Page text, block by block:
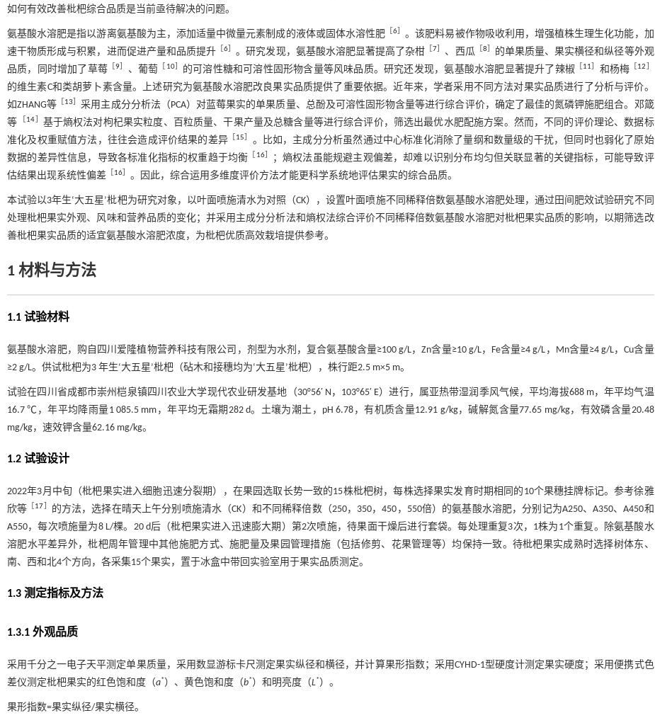
如何有效改善枇杷综合品质是当前亟待解决的问题。
氨基酸水溶肥是指以游离氨基酸为主，添加适量中微量元素制成的液体或固体水溶性肥 ［6］ 。该肥料易被作物吸收利用，增强植株生理生化功能，加
速干物质形成与积累，进而促进产量和品质提升 ［6］ 。研究发现，氨基酸水溶肥显著提高了杂柑 ［7］ 、西瓜 ［8］
的单果质量、果实横径和纵径等外观
品质，同时增加了草莓 ［9］ 、葡萄 ［ 10］ 的可溶性糖和可溶性固形物含量等风味品质。研究还发现，氨基酸水溶肥显著提升了辣椒［11］ 和杨梅 ［12］
的维生素C和类胡萝卜素含量。上述研究为氨基酸水溶肥改良果实品质提供了重要依据。近年来，学者采用不同方法对果实品质进行了分析与评价。
如ZHANG等 ［13］采用主成分分析法（PCA）对蓝莓果实的单果质量、总酚及可溶性固形物含量等进行综合评价，确定了最佳的氮磷钾施肥组合。邓箴
等 ［14］ 基于熵权法对枸杞果实粒度、百粒质量、干果产量及总糖含量等进行综合评价，筛选出最优水肥配施方案。然而，不同的评价理论、数据标
准化及权重赋值方法，往往会造成评价结果的差异 ［15］ 。比如，主成分分析虽然通过中心标准化消除了量纲和数量级的干扰，但同时也弱化了原始
数据的差异性信息，导致各标准化指标的权重趋于均衡 ［ 16］
；熵权法虽能规避主观偏差，却难以识别分布均匀但关联显著的关键指标，可能导致评
估结果出现系统性偏差 ［16］ 。因此，综合运用多维度评价方法才能更科学系统地评估果实的综合品质。
本试验以3年生‘大五星’枇杷为研究对象，以叶面喷施清水为对照（CK），设置叶面喷施不同稀释倍数氨基酸水溶肥处理，通过田间肥效试验研究不同
处理枇杷果实外观、风味和营养品质的变化；并采用主成分分析法和熵权法综合评价不同稀释倍数氨基酸水溶肥对枇杷果实品质的影响，以期筛选改
善枇杷果实品质的适宜氨基酸水溶肥浓度，为枇杷优质高效栽培提供参考。
1 材料与方法
1.1 试验材料
氨基酸水溶肥，购自四川爱隆植物营养科技有限公司，剂型为水剂，复合氨基酸含量≥100 g/L，Zn含量≥10 g/L，Fe含量≥4 g/L，Mn含量≥4 g/L，Cu含量
≥2 g/L。供试枇杷为3 年生‘大五星’枇杷（砧木和接穗均为‘大五星’枇杷），株行距2.5 m×5 m。
试验在四川省成都市崇州桤泉镇四川农业大学现代农业研发基地（30°56′ N，103°65′ E）进行，属亚热带湿润季风气候，平均海拔688 m，年平均气温
16.7 ℃，年平均降雨量1 085.5 mm，年平均无霜期282 d。土壤为潮土，pH 6.78，有机质含量12.91 g/kg，碱解氮含量77.65 mg/kg，有效磷含量20.48
mg/kg，速效钾含量62.16 mg/kg。
1.2 试验设计
2022年3月中旬（枇杷果实进入细胞迅速分裂期），在果园选取长势一致的15株枇杷树，每株选择果实发育时期相同的10个果穗挂牌标记。参考徐雅
欣等 ［17］
的方法，选择在晴天上午分别喷施清水（CK）和不同稀释倍数（250，350，450，550倍）的氨基酸水溶肥，分别记为A250、A350、A450和
A550，每次喷施量为8 L/棵。20 d后（枇杷果实进入迅速膨大期）第2次喷施，待果面干燥后进行套袋。每处理重复3次，1株为1个重复。除氨基酸水
溶肥水平差异外，枇杷周年管理中其他施肥方式、施肥量及果园管理措施（包括修剪、花果管理等）均保持一致。待枇杷果实成熟时选择树体东、
南、西和北4个方向，各采集15个果实，置于冰盒中带回实验室用于果实品质测定。
1.3 测定指标及方法
1.3.1 外观品质
采用千分之一电子天平测定单果质量，采用数显游标卡尺测定果实纵径和横径，并计算果形指数；采用CYHD-1型硬度计测定果实硬度；采用便携式色
差仪测定枇杷果实的红色饱和度（a*）、黄色饱和度（b*）和明亮度（L*）。
果形指数=果实纵径/果实横径。